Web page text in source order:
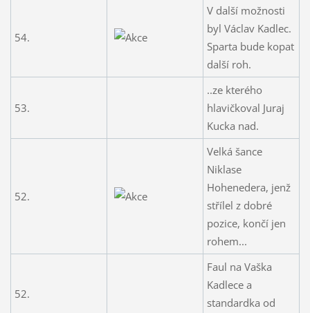
54.
V další možnosti
byl Václav Kadlec.
Sparta bude kopat
další roh.
53.
..ze kterého
hlavičkoval Juraj
Kucka nad.
52.
Velká šance
Niklase
Hohenedera, jenž
střílel z dobré
pozice, končí jen
rohem...
52.
Faul na Vaška
Kadlece a
standardka od